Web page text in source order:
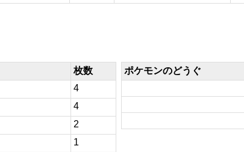
枚数
4
4
2
1
ポケモンのどうぐ